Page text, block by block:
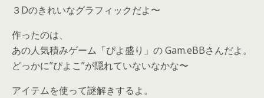
３Dのきれいなグラフィックだよ〜
作ったのは、
あの人気積みゲーム「ぴよ盛り」の Gam.eBBさんだよ。
どっかに”ぴよこ”が隠れていないなかな〜
アイテムを使って謎解きするよ。